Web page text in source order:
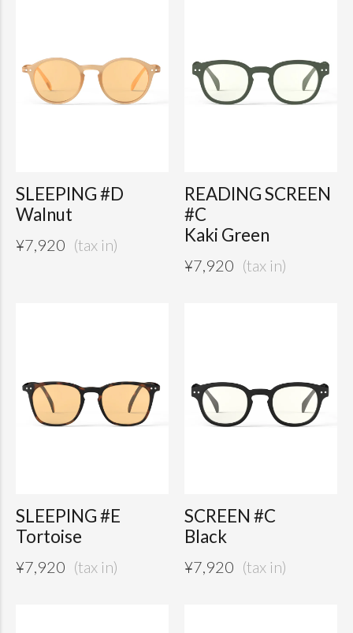
SLEEPING #D
Walnut
¥7,920
READING SCREEN
#C
Kaki Green
¥7,920
SLEEPING #E
Tortoise
¥7,920
SCREEN #C
Black
¥7,920